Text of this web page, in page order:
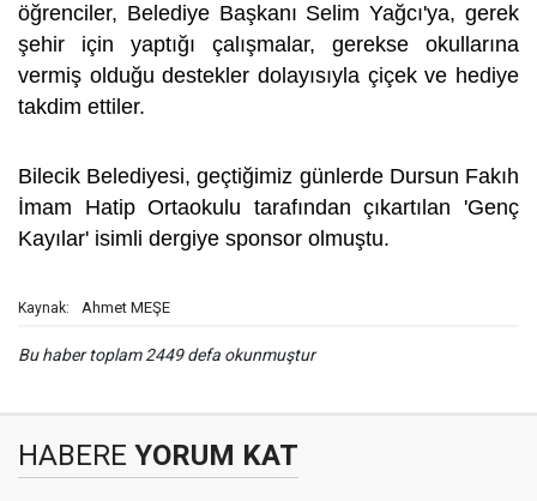
öğrenciler, Belediye Başkanı Selim Yağcı'ya, gerek
şehir için yaptığı çalışmalar, gerekse okullarına
vermiş olduğu destekler dolayısıyla çiçek ve hediye
takdim ettiler.
Bilecik Belediyesi, geçtiğimiz günlerde Dursun Fakıh
İmam Hatip Ortaokulu tarafından çıkartılan 'Genç
Kayılar' isimli dergiye sponsor olmuştu.
Kaynak: Ahmet MEŞE
Bu haber toplam 2449 defa okunmuştur
HABERE YORUM KAT